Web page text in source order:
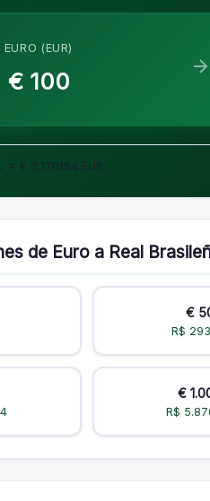
EURO (EUR)
€ 100
= € 0,170164 EUR
de Euro a Real
€
R$
€
R$